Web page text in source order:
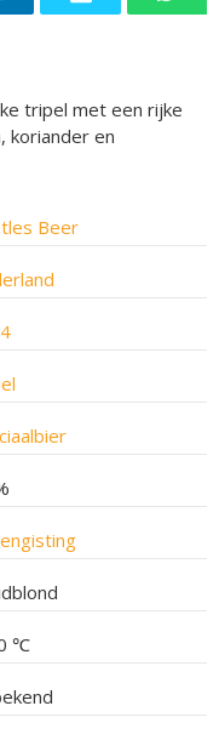
tripel met een rijke
koriander en
Beer
℃